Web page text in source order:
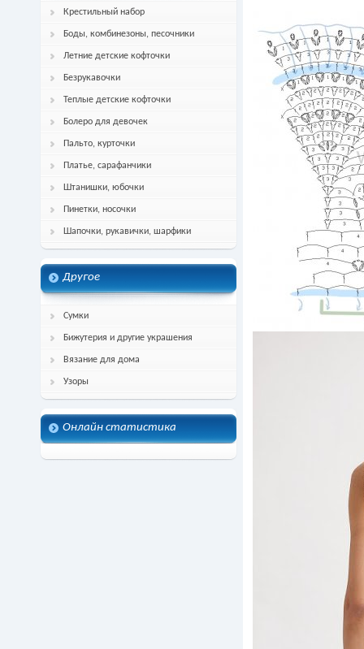
Крестильный набор
Боды, комбинезоны, песочники
Летние детские кофточки
Безрукавочки
Теплые детские кофточки
Болеро для девочек
Пальто, курточки
Платье, сарафанчики
Штанишки, юбочки
Пинетки, носочки
Шапочки, рукавички, шарфики
Другое
Сумки
Бижутерия и другие украшения
Вязание для дома
Узоры
Онлайн статистика